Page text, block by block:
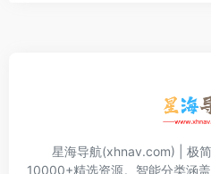
星海导航(xhnav.com) | 极
10000+精选资源。智能分类涵